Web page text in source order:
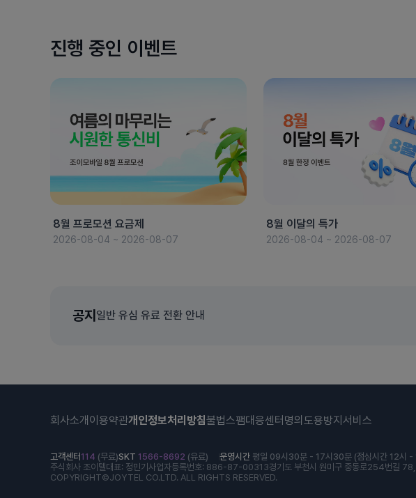
진행 중인 이벤트
8월 프로모션 요금제
2026-08-04 ~ 2026-08-07
8월 이달의 특가
2026-08-04 ~ 2026-08-07
공지 일반 유심 유료 전환 안내
회사소개 이용약관개인정보처리방침불법스팸대응센터 명의도용방지서비스
고객센터 114 (무료)SKT 1566-8692 (유료) 운영시간 평일 09시30분 - 17시30분 (점심시간 12시 -
주식회사 조이텔대표: 정민기 사업자등록번호: 886-87-00313경기도 부천시 원미구 중동로254번길
COPYRIGHT©JOYTEL CO.LTD. ALL RIGHTS RESERVED.